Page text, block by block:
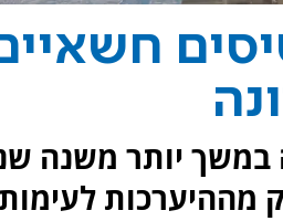
במשך יותר משנה
מההיערכות